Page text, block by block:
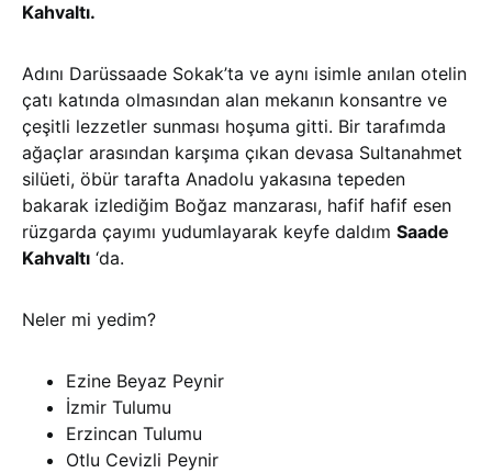
Kahvaltı.
Adını Darüssaade Sokak’ta ve aynı isimle anılan otelin
çatı katında olmasından alan mekanın konsantre ve
çeşitli lezzetler sunması hoşuma gitti. Bir tarafımda
ağaçlar arasından karşıma çıkan devasa Sultanahmet
silüeti, öbür tarafta Anadolu yakasına tepeden
bakarak izlediğim Boğaz manzarası, hafif hafif esen
rüzgarda çayımı yudumlayarak keyfe daldım Saade
Kahvaltı ‘da.
Neler mi yedim?
Ezine Beyaz Peynir
İzmir Tulumu
Erzincan Tulumu
Otlu Cevizli Peynir